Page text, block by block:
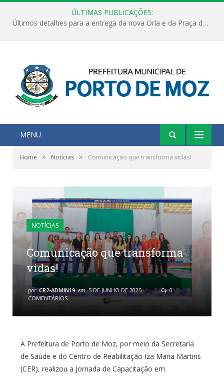
ÚLTIMAS PUBLICAÇÕES:
Últimos detalhes para a entrega da nova Orla e da Praça do Praião
MENU
Home » Notícias » Comunicação que transforma vidas!
NOTÍCIAS
Comunicação que transforma
vidas!
por CR2-ADMIN19 em 5 DE JUNHO DE 2025
0
COMENTÁRIOS
A Prefeitura de Porto de Moz, por meio da Secretaria
de Saúde e do Centro de Reabilitação Iza Maria Martins
(CER), realizou a Jornada de Capacitação em